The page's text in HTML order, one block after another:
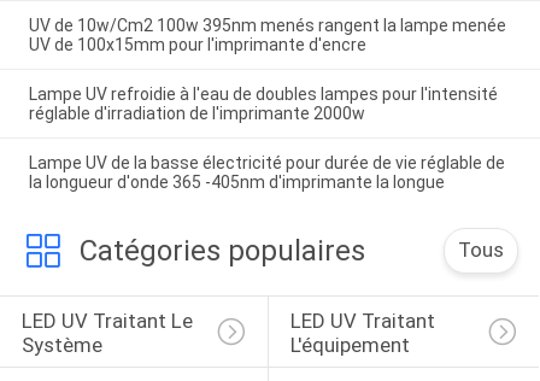
UV de 10w/Cm2 100w 395nm menés rangent la lampe menée
UV de 100x15mm pour l'imprimante d'encre
Lampe UV refroidie à l'eau de doubles lampes pour l'intensité
réglable d'irradiation de l'imprimante 2000w
Lampe UV de la basse électricité pour durée de vie réglable de
la longueur d'onde 365 -405nm d'imprimante la longue
Catégories populaires Tous
LED UV Traitant Le
Système
LED UV Traitant
L'équipement